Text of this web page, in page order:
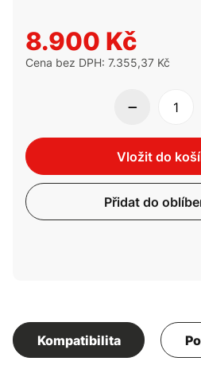
8.900 Kč
Cena bez DPH: 7.355,37 Kč
Vložit do
Přidat do
Kompatibilita